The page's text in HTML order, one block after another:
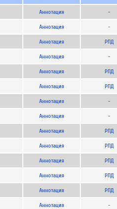
Аннотация -
Аннотация -
Аннотация РПД
Аннотация -
Аннотация РПД
Аннотация РПД
Аннотация -
Аннотация -
Аннотация РПД
Аннотация РПД
Аннотация РПД
Аннотация РПД
Аннотация РПД
Аннотация -